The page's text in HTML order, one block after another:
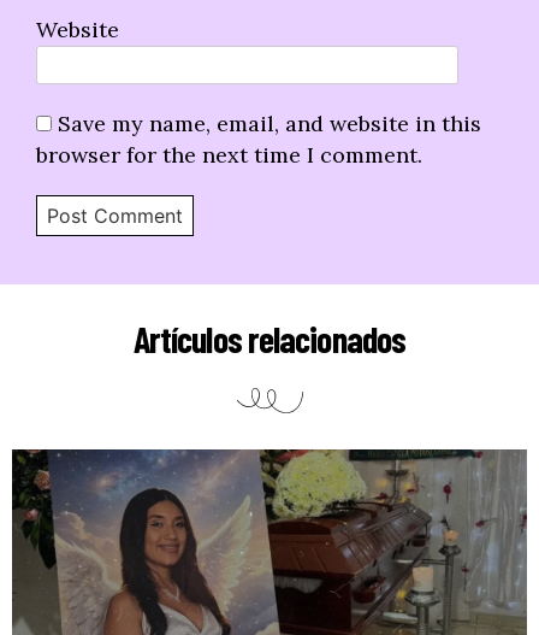
Website
Save my name, email, and website in this
browser for the next time I comment.
Artículos relacionados